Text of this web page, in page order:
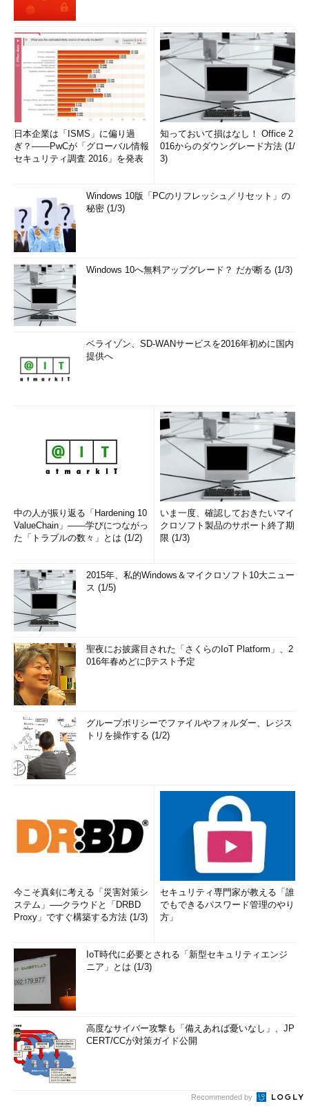
日本企業は「ISMS」に偏り過
ぎ？――PwCが「グローバル情報
セキュリティ調査 2016」を発表
知っておいて損はなし！ Office 2
016からのダウングレード方法 (1/
3)
Windows 10版「PCのリフレッシュ／リセット」の
秘密 (1/3)
Windows 10へ無料アップグレード？ だが断る (1/3)
ベライゾン、SD-WANサービスを2016年初めに国内
提供へ
中の人が振り返る「Hardening 10
ValueChain」――学びにつながっ
た「トラブルの数々」とは (1/2)
いま一度、確認しておきたいマイ
クロソフト製品のサポート終了期
限 (1/3)
2015年、私的Windows＆マイクロソフト10大ニュー
ス (1/5)
聖夜にお披露目された「さくらのIoT Platform」、2
016年春めどにβテスト予定
グループポリシーでファイルやフォルダー、レジス
トリを操作する (1/2)
今こそ真剣に考える「災害対策シ
ステム」──クラウドと「DRBD
Proxy」ですぐ構築する方法 (1/3)
セキュリティ専門家が教える「誰
でもできるパスワード管理のやり
方」
IoT時代に必要とされる「新型セキュリティエンジ
ニア」とは (1/3)
高度なサイバー攻撃も「備えあれば憂いなし」、JP
CERT/CCが対策ガイド公開
Recommended by